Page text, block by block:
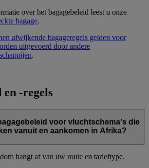
over het bagagebeleid leest u onze
bagage.
afwijkende bagageregels gelden voor
uitgevoerd door andere
.
en -regels
voor vluchtschema's die
vanuit en aankomen in Afrika?
hangt af van uw route en tarieftype.